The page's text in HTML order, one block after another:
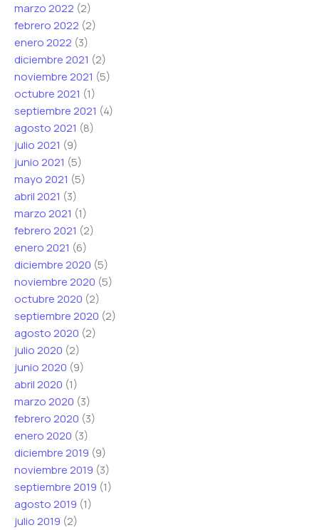
marzo 2022 (2)
febrero 2022 (2)
enero 2022 (3)
diciembre 2021 (2)
noviembre 2021 (5)
octubre 2021 (1)
septiembre 2021 (4)
agosto 2021 (8)
julio 2021 (9)
junio 2021 (5)
mayo 2021 (5)
abril 2021 (3)
marzo 2021 (1)
febrero 2021 (2)
enero 2021 (6)
diciembre 2020 (5)
noviembre 2020 (5)
octubre 2020 (2)
septiembre 2020 (2)
agosto 2020 (2)
julio 2020 (2)
junio 2020 (9)
abril 2020 (1)
marzo 2020 (3)
febrero 2020 (3)
enero 2020 (3)
diciembre 2019 (9)
noviembre 2019 (3)
septiembre 2019 (1)
agosto 2019 (1)
julio 2019 (2)